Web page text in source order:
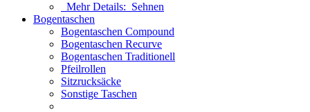
Mehr Details: Sehnen
Bogentaschen
Bogentaschen Compound
Bogentaschen Recurve
Bogentaschen Traditionell
Pfeilrollen
Sitzrucksäcke
Sonstige Taschen